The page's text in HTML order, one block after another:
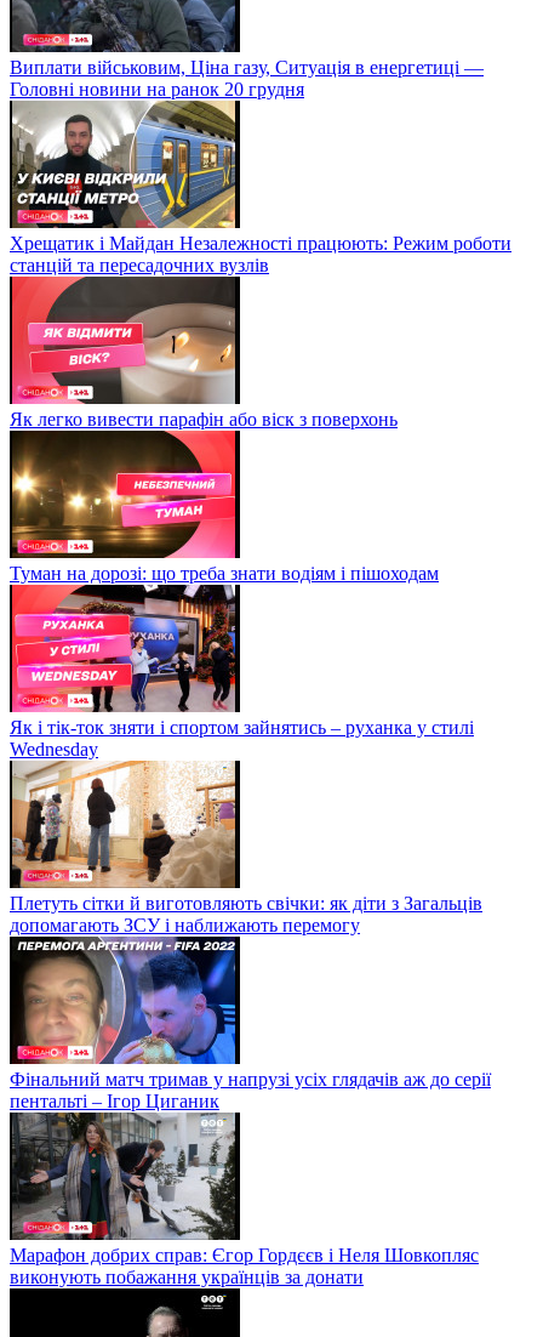
Виплати військовим, Ціна газу, Ситуація в енергетиці —
Головні новини на ранок 20 грудня
Хрещатик і Майдан Незалежності працюють: Режим роботи
станцій та пересадочних вузлів
Як легко вивести парафін або віск з поверхонь
Туман на дорозі: що треба знати водіям і пішоходам
Як і тік-ток зняти і спортом зайнятись – руханка у стилі
Wednesday
Плетуть сітки й виготовляють свічки: як діти з Загальців
допомагають ЗСУ і наближають перемогу
Фінальний матч тримав у напрузі усіх глядачів аж до серії
пентальті – Ігор Циганик
Марафон добрих справ: Єгор Гордєєв і Неля Шовкопляс
виконують побажання українців за донати